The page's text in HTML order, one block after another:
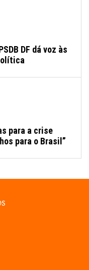
DF dá voz às
para a crise
para o Brasil”